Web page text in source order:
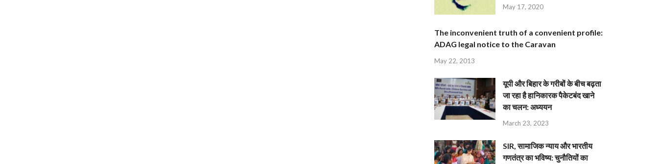
May 17, 2020
The inconvenient truth of a convenient profile:
ADAG legal notice to the Caravan
May 22, 2013
यूपी और बिहार के गरीबों के बीच बढ़ता
जा रहा है हानिकारक पैकेटबंद खाने
का चलन: अध्ययन
March 23, 2023
SIR, सामाजिक न्याय और भारतीय
गणतंत्र का भविष्य: चुनौतियों का